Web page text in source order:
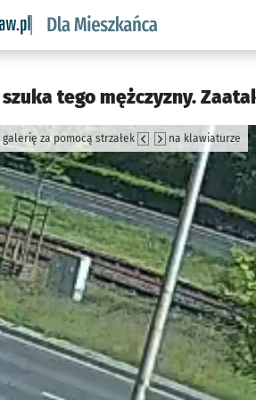
wroclaw.pl podserwis: Dla
tego mężczyzny.
za pomocą strzałek na klawiaturze